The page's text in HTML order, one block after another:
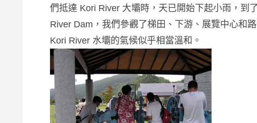
們抵達 Kori River 大壩時，天已開始下起小雨，到
River Dam，我們參觀了梯田、下游、展覽中心和路
Kori River 水壩的氣候似乎相當溫和。